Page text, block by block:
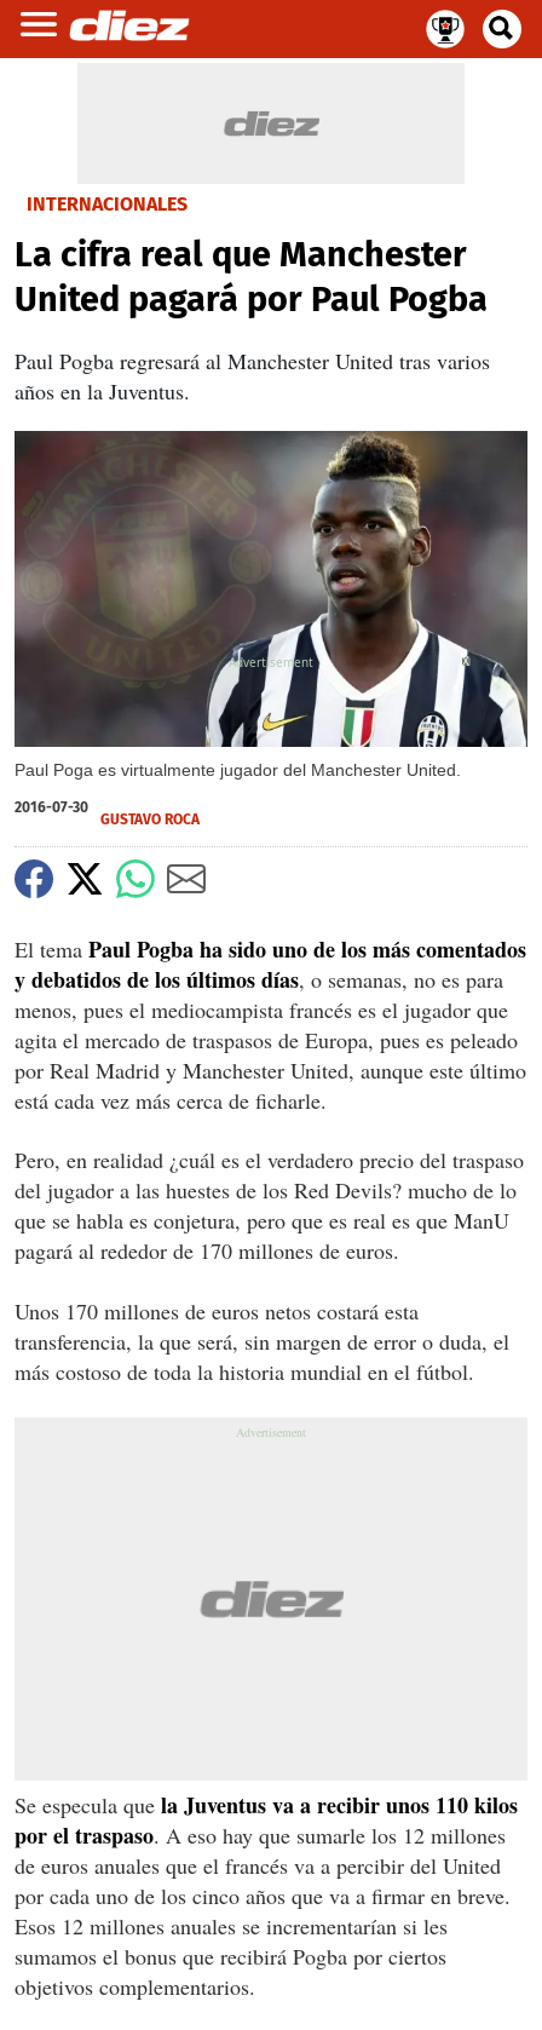
INTERNACIONALES
La cifra real que Manchester
United pagará por Paul Pogba
Paul Pogba regresará al Manchester United tras varios
años en la Juventus.
Paul Poga es virtualmente jugador del Manchester United.
X
2016-07-30
GUSTAVO ROCA
El tema Paul Pogba ha sido uno de los más comentados
y debatidos de los últimos días, o semanas, no es para
menos, pues el mediocampista francés es el jugador que
agita el mercado de traspasos de Europa, pues es peleado
por Real Madrid y Manchester United, aunque este último
está cada vez más cerca de ficharle.
Pero, en realidad ¿cuál es el verdadero precio del traspaso
del jugador a las huestes de los Red Devils? mucho de lo
que se habla es conjetura, pero que es real es que ManU
pagará al rededor de 170 millones de euros.
Unos 170 millones de euros netos costará esta
transferencia, la que será, sin margen de error o duda, el
más costoso de toda la historia mundial en el fútbol.
Se especula que la Juventus va a recibir unos 110 kilos
por el traspaso. A eso hay que sumarle los 12 millones
de euros anuales que el francés va a percibir del United
por cada uno de los cinco años que va a firmar en breve.
Esos 12 millones anuales se incrementarían si les
sumamos el bonus que recibirá Pogba por ciertos
objetivos complementarios.